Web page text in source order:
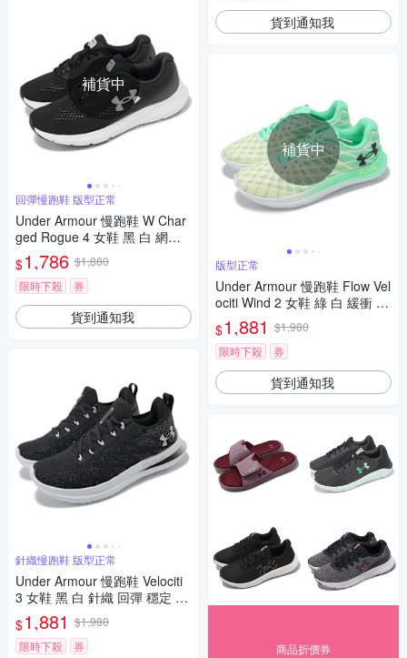
補貨中
回彈慢跑鞋 版型正常
Under Armour 慢跑鞋 W Char
ged Rogue 4 女鞋 黑 白 網布
透氣 回彈 雙密度 運動鞋 UA 3
027005001
$1,786 $1,880
限時下殺
券
貨到通知我
針織慢跑鞋 版型正常
Under Armour 慢跑鞋 Velociti
3 女鞋 黑 白 針織 回彈 穩定 Fl
ow 路跑 運動鞋 UA 30261240
02
$1,881 $1,980
限時下殺
券
貨到通知我
補貨中
版型正常
Under Armour 慢跑鞋 Flow Vel
ociti Wind 2 女鞋 綠 白 緩衝 路
跑 UA 運動鞋 3025662106
$1,881 $1,980
限時下殺
券
貨到通知我
商品折價券